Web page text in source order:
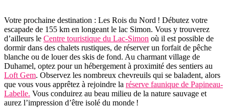
Votre prochaine destination : Les Rois du Nord ! Débutez votre
escapade de 155 km en longeant le lac Simon. Vous y trouverez
d’ailleurs le Centre touristique du Lac-Simon où il est possible de
dormir dans des chalets rustiques, de réserver un forfait de pêche
blanche ou de louer des skis de fond. Au charmant village de
Duhamel, optez pour un hébergement à proximité des sentiers au
Loft Gem. Observez les nombreux chevreuils qui se baladent, alors
que vous vous apprêtez à rejoindre la réserve faunique de Papineau-
Labelle. Vous conduirez au beau milieu de la nature sauvage et
aurez l’impression d’être isolé du monde !